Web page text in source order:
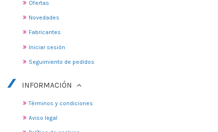
Ofertas
Novedades
Fabricantes
Iniciar sesión
Seguimiento de pedidos
INFORMACIÓN
Términos y condiciones
Aviso legal